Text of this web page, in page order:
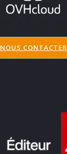
NOUS CONTACTER